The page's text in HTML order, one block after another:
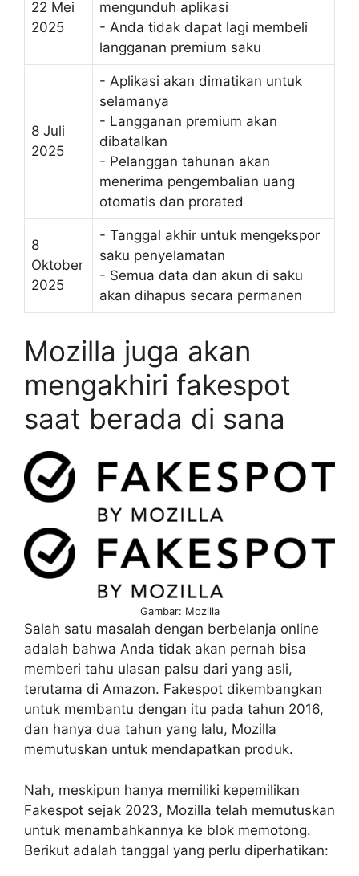
22 Mei
2025
mengunduh aplikasi
- Anda tidak dapat lagi membeli
langganan premium saku
8 Juli
2025
- Aplikasi akan dimatikan untuk
selamanya
- Langganan premium akan
dibatalkan
- Pelanggan tahunan akan
menerima pengembalian uang
otomatis dan prorated
8
Oktober
2025
- Tanggal akhir untuk mengekspor
saku penyelamatan
- Semua data dan akun di saku
akan dihapus secara permanen
Mozilla juga akan
mengakhiri fakespot
saat berada di sana
Gambar: Mozilla
Salah satu masalah dengan berbelanja online
adalah bahwa Anda tidak akan pernah bisa
memberi tahu ulasan palsu dari yang asli,
terutama di Amazon. Fakespot dikembangkan
untuk membantu dengan itu pada tahun 2016,
dan hanya dua tahun yang lalu, Mozilla
memutuskan untuk mendapatkan produk.
Nah, meskipun hanya memiliki kepemilikan
Fakespot sejak 2023, Mozilla telah memutuskan
untuk menambahkannya ke blok memotong.
Berikut adalah tanggal yang perlu diperhatikan: